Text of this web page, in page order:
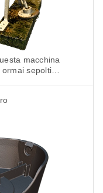
macchina
sepolti